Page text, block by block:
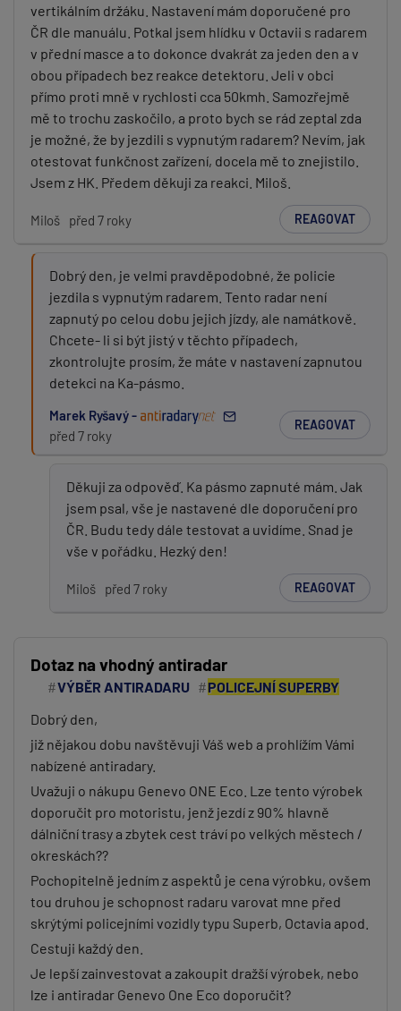
vertikálním držáku. Nastavení mám doporučené pro
ČR dle manuálu. Potkal jsem hlídku v Octavii s radarem
v přední masce a to dokonce dvakrát za jeden den a v
obou případech bez reakce detektoru. Jeli v obci
přímo proti mně v rychlosti cca 50kmh. Samozřejmě
mě to trochu zaskočilo, a proto bych se rád zeptal zda
je možné, že by jezdili s vypnutým radarem? Nevím, jak
otestovat funkčnost zařízení, docela mě to znejistilo.
Jsem z HK. Předem děkuji za reakci. Miloš.
Miloš před 7 roky REAGOVAT
Dobrý den, je velmi pravděpodobné, že policie
jezdila s vypnutým radarem. Tento radar není
zapnutý po celou dobu jejich jízdy, ale namátkově.
Chcete- li si být jistý v těchto případech,
zkontrolujte prosím, že máte v nastavení zapnutou
detekci na Ka-pásmo.
Marek Ryšavý -
před 7 roky
REAGOVAT
Děkuji za odpověď. Ka pásmo zapnuté mám. Jak
jsem psal, vše je nastavené dle doporučení pro
ČR. Budu tedy dále testovat a uvidíme. Snad je
vše v pořádku. Hezký den!
Miloš před 7 roky REAGOVAT
Dotaz na vhodný antiradar
VÝBĚR ANTIRADARU
POLICEJNÍ SUPERBY
Dobrý den,
již nějakou dobu navštěvuji Váš web a prohlížím Vámi
nabízené antiradary.
Uvažuji o nákupu Genevo ONE Eco. Lze tento výrobek
doporučit pro motoristu, jenž jezdí z 90% hlavně
dálniční trasy a zbytek cest tráví po velkých městech /
okreskách??
Pochopitelně jedním z aspektů je cena výrobku, ovšem
tou druhou je schopnost radaru varovat mne před
skrýtými policejními vozidly typu Superb, Octavia apod.
Cestuji každý den.
Je lepší zainvestovat a zakoupit dražší výrobek, nebo
lze i antiradar Genevo One Eco doporučit?